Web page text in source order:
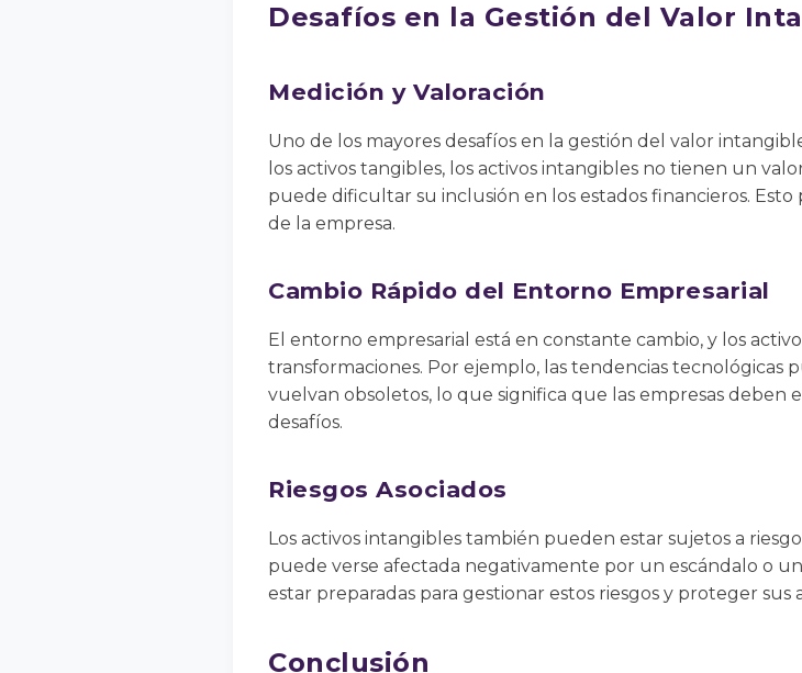
Desafíos en la Gestión del Valor
Medición y Valoración
Uno de los mayores desafíos en la gestión del valor
los activos tangibles, los activos intangibles no tienen un
puede dificultar su inclusión en los estados financieros.
de la empresa.
Cambio Rápido del Entorno Empresarial
El entorno empresarial está en constante cambio, y los
transformaciones. Por ejemplo, las tendencias tecnológicas
vuelvan obsoletos, lo que significa que las empresas deben
desafíos.
Riesgos Asociados
Los activos intangibles también pueden estar sujetos a
puede verse afectada negativamente por un escándalo o
estar preparadas para gestionar estos riesgos y proteger sus
Conclusión